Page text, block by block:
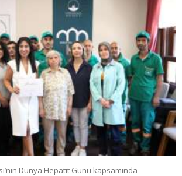
Dünya Hepatit Günü kapsamında